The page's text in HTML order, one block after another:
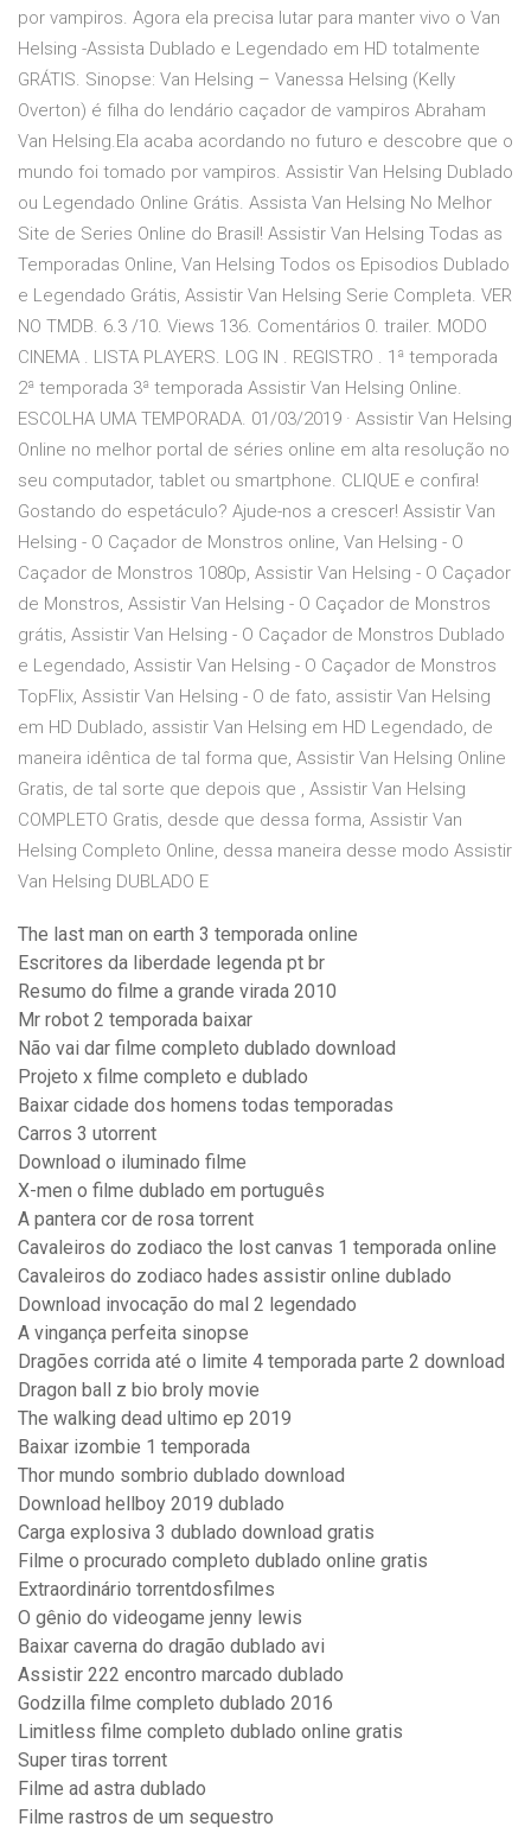
por vampiros. Agora ela precisa lutar para manter vivo o Van
Helsing -Assista Dublado e Legendado em HD totalmente
GRÁTIS. Sinopse: Van Helsing – Vanessa Helsing (Kelly
Overton) é filha do lendário caçador de vampiros Abraham
Van Helsing.Ela acaba acordando no futuro e descobre que o
mundo foi tomado por vampiros. Assistir Van Helsing Dublado
ou Legendado Online Grátis. Assista Van Helsing No Melhor
Site de Series Online do Brasil! Assistir Van Helsing Todas as
Temporadas Online, Van Helsing Todos os Episodios Dublado
e Legendado Grátis, Assistir Van Helsing Serie Completa. VER
NO TMDB. 6.3 /10. Views 136. Comentários 0. trailer. MODO
CINEMA . LISTA PLAYERS. LOG IN . REGISTRO . 1ª temporada
2ª temporada 3ª temporada Assistir Van Helsing Online.
ESCOLHA UMA TEMPORADA. 01/03/2019 · Assistir Van Helsing
Online no melhor portal de séries online em alta resolução no
seu computador, tablet ou smartphone. CLIQUE e confira!
Gostando do espetáculo? Ajude-nos a crescer! Assistir Van
Helsing - O Caçador de Monstros online, Van Helsing - O
Caçador de Monstros 1080p, Assistir Van Helsing - O Caçador
de Monstros, Assistir Van Helsing - O Caçador de Monstros
grátis, Assistir Van Helsing - O Caçador de Monstros Dublado
e Legendado, Assistir Van Helsing - O Caçador de Monstros
TopFlix, Assistir Van Helsing - O de fato, assistir Van Helsing
em HD Dublado, assistir Van Helsing em HD Legendado, de
maneira idêntica de tal forma que, Assistir Van Helsing Online
Gratis, de tal sorte que depois que , Assistir Van Helsing
COMPLETO Gratis, desde que dessa forma, Assistir Van
Helsing Completo Online, dessa maneira desse modo Assistir
Van Helsing DUBLADO E
The last man on earth 3 temporada online
Escritores da liberdade legenda pt br
Resumo do filme a grande virada 2010
Mr robot 2 temporada baixar
Não vai dar filme completo dublado download
Projeto x filme completo e dublado
Baixar cidade dos homens todas temporadas
Carros 3 utorrent
Download o iluminado filme
X-men o filme dublado em português
A pantera cor de rosa torrent
Cavaleiros do zodiaco the lost canvas 1 temporada online
Cavaleiros do zodiaco hades assistir online dublado
Download invocação do mal 2 legendado
A vingança perfeita sinopse
Dragões corrida até o limite 4 temporada parte 2 download
Dragon ball z bio broly movie
The walking dead ultimo ep 2019
Baixar izombie 1 temporada
Thor mundo sombrio dublado download
Download hellboy 2019 dublado
Carga explosiva 3 dublado download gratis
Filme o procurado completo dublado online gratis
Extraordinário torrentdosfilmes
O gênio do videogame jenny lewis
Baixar caverna do dragão dublado avi
Assistir 222 encontro marcado dublado
Godzilla filme completo dublado 2016
Limitless filme completo dublado online gratis
Super tiras torrent
Filme ad astra dublado
Filme rastros de um sequestro